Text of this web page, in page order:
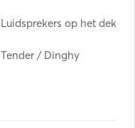
Luidsprekers op het dek
Tender / Dinghy